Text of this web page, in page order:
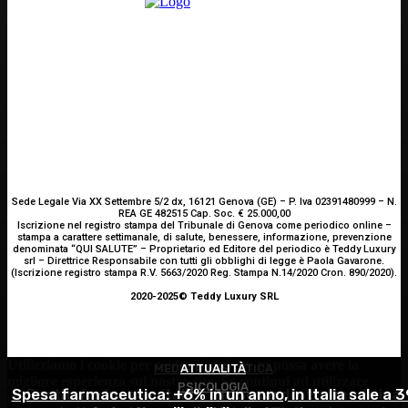
MEDICINA ESTETICA
Restituire luce e vitalità allo sguardo, tra medicina
PSICOLOGIA
ATTUALITÀ
Spesa farmaceutica: +6% in un anno, in Italia sale a
Sede Legale Via XX Settembre 5/2 dx, 16121 Genova (GE) – P. Iva 02391480999 – N.
REA GE 482515 Cap. Soc. € 25.000,00
Iscrizione nel registro stampa del Tribunale di Genova come periodico online –
stampa a carattere settimanale, di salute, benessere, informazione, prevenzione
denominata “QUI SALUTE” – Proprietario ed Editore del periodico è Teddy Luxury
srl – Direttrice Responsabile con tutti gli obblighi di legge è Paola Gavarone.
(Iscrizione registro stampa R.V. 5663/2020 Reg. Stampa N.14/2020 Cron. 890/2020).
2020-2025© Teddy Luxury SRL
Utilizziamo i cookie per essere sicuri che tu possa avere la
migliore esperienza sul nostro sito. Se continui ad utilizzare
questo sito noi constatiamo che tu ne sia felice. Accetto